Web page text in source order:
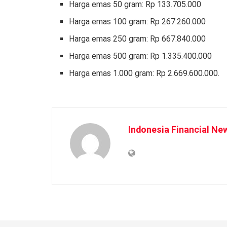
Harga emas 50 gram: Rp 133.705.000
Harga emas 100 gram: Rp 267.260.000
Harga emas 250 gram: Rp 667.840.000
Harga emas 500 gram: Rp 1.335.400.000
Harga emas 1.000 gram: Rp 2.669.600.000.
Indonesia Financial